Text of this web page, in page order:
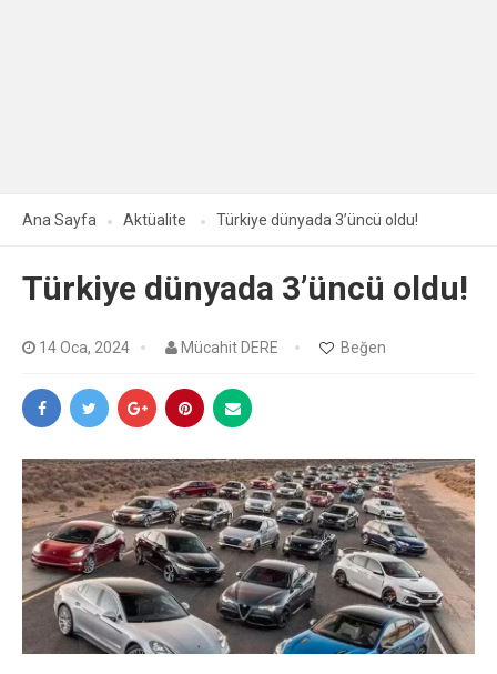
Ana Sayfa Aktüalite Türkiye dünyada 3’üncü oldu!
Türkiye dünyada 3’üncü oldu!
14 Oca, 2024 Mücahit DERE Beğen